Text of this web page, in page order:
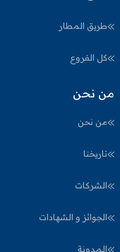
طريق المطار
كل الفروع
من نحن
من نحن
تاريخنا
الشركات
الجوائز و الشهادات
المدونة